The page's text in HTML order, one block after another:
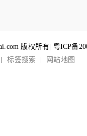
版权所有| 粤ICP备
标签搜索 网站地图